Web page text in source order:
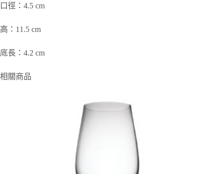
口徑：4.5 cm
高：11.5 cm
底長：4.2 cm
相關商品